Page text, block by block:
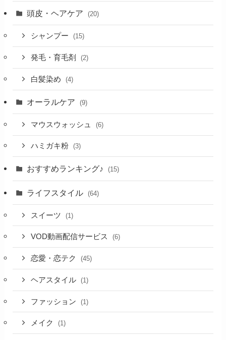
頭皮・ヘアケア (20)
シャンプー (15)
発毛・育毛剤 (2)
白髪染め (4)
オーラルケア (9)
マウスウォッシュ (6)
ハミガキ粉 (3)
おすすめランキング♪ (15)
ライフスタイル (64)
スイーツ (1)
VOD動画配信サービス (6)
恋愛・恋テク (45)
ヘアスタイル (1)
ファッション (1)
メイク (1)